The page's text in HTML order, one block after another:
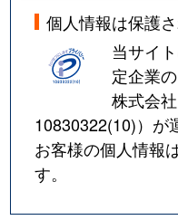
個人情報は保護
当サイ
定企業
株式会
10830322(10)）が
お客様の個人情報
す。